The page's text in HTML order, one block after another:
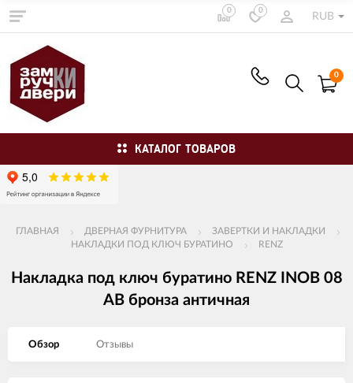
0 0
RUB
0
КАТАЛОГ ТОВАРОВ
ГЛАВНАЯ ДВЕРНАЯ ФУРНИТУРА
ЗАВЕРТКИ И НАКЛАДКИ
НАКЛАДКИ ПОД КЛЮЧ БУРАТИНО
RENZ
Накладка под ключ буратино RENZ INOB 08
AB бронза античная
Обзор Отзывы